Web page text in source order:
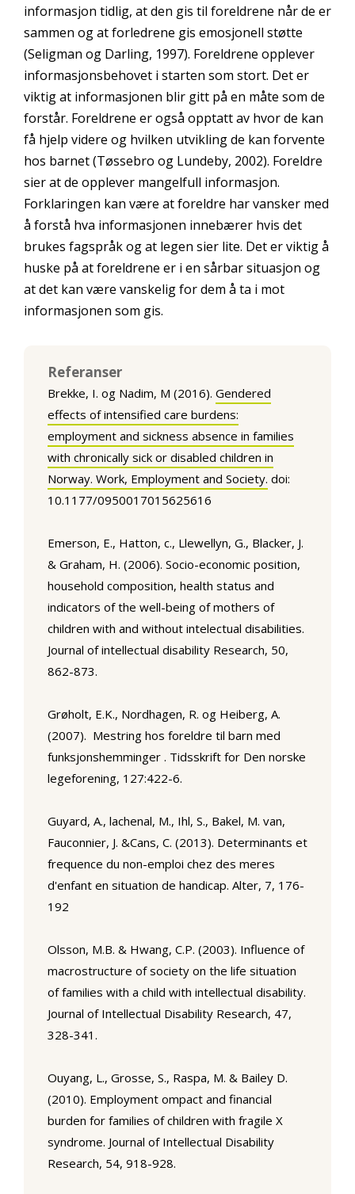
informasjon tidlig, at den gis til foreldrene når de er
sammen og at forledrene gis emosjonell støtte
(Seligman og Darling, 1997). Foreldrene opplever
informasjonsbehovet i starten som stort. Det er
viktig at informasjonen blir gitt på en måte som de
forstår. Foreldrene er også opptatt av hvor de kan
få hjelp videre og hvilken utvikling de kan forvente
hos barnet (Tøssebro og Lundeby, 2002). Foreldre
sier at de opplever mangelfull informasjon.
Forklaringen kan være at foreldre har vansker med
å forstå hva informasjonen innebærer hvis det
brukes fagspråk og at legen sier lite. Det er viktig å
huske på at foreldrene er i en sårbar situasjon og
at det kan være vanskelig for dem å ta i mot
informasjonen som gis.
Referanser
Brekke, I. og Nadim, M (2016). Gendered
effects of intensified care burdens:
employment and sickness absence in families
with chronically sick or disabled children in
Norway. Work, Employment and Society. doi:
10.1177/0950017015625616
Emerson, E., Hatton, c., Llewellyn, G., Blacker, J.
& Graham, H. (2006). Socio-economic position,
household composition, health status and
indicators of the well-being of mothers of
children with and without intelectual disabilities.
Journal of intellectual disability Research, 50,
862-873.
Grøholt, E.K., Nordhagen, R. og Heiberg, A.
(2007). Mestring hos foreldre til barn med
funksjonshemminger . Tidsskrift for Den norske
legeforening, 127:422-6.
Guyard, A., lachenal, M., Ihl, S., Bakel, M. van,
Fauconnier, J. &Cans, C. (2013). Determinants et
frequence du non-emploi chez des meres
d'enfant en situation de handicap. Alter, 7, 176-
192
Olsson, M.B. & Hwang, C.P. (2003). Influence of
macrostructure of society on the life situation
of families with a child with intellectual disability.
Journal of Intellectual Disability Research, 47,
328-341.
Ouyang, L., Grosse, S., Raspa, M. & Bailey D.
(2010). Employment ompact and financial
burden for families of children with fragile X
syndrome. Journal of Intellectual Disability
Research, 54, 918-928.